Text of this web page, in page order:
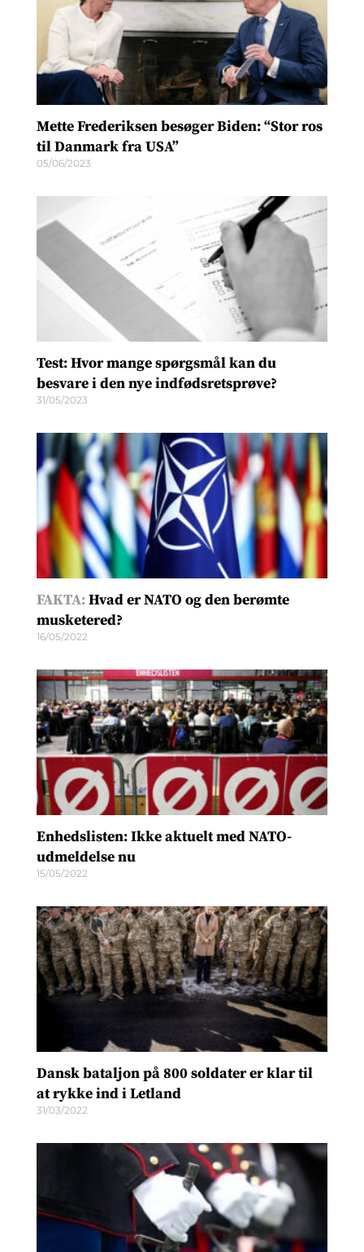
Mette Frederiksen besøger Biden: “Stor ros
til Danmark fra USA”
05/06/2023
Test: Hvor mange spørgsmål kan du
besvare i den nye indfødsretsprøve?
31/05/2023
FAKTA:Hvad er NATO og den berømte
musketered?
16/05/2022
Enhedslisten: Ikke aktuelt med NATO-
udmeldelse nu
15/05/2022
Dansk bataljon på 800 soldater er klar til
at rykke ind i Letland
31/03/2022